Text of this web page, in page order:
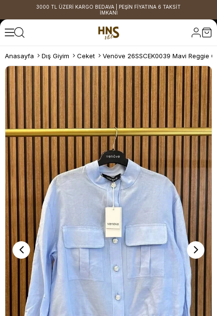
3000 TL ÜZERİ KARGO BEDAVA | PEŞİN FİYATINA 6 TAKSİT
İMKANI
Anasayfa Dış Giyim Ceket Venöve 26SSCEK0039 Mavi Reggie